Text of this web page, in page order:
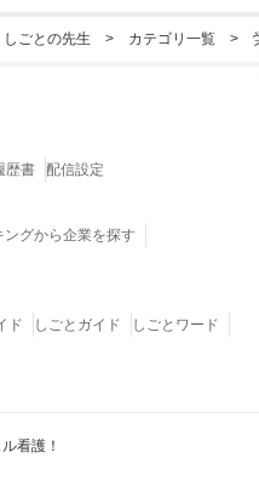
ごとの先生 カテゴリ一覧
看護！
歴書 配信設定
ングから企業を探す
ド しごとガイド
しごとワード